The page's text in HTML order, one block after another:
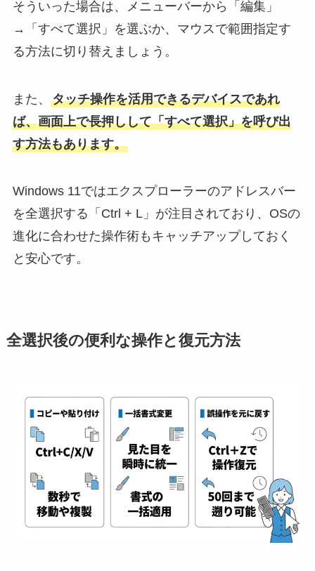
そういった場合は、メニューバーから「編集」
→「すべて選択」を選ぶか、マウスで範囲指定す
る方法に切り替えましょう。
また、 タッチ操作を活用できるデバイスであれ
ば、画面上で長押しして「すべて選択」を呼び出
す方法もあります。
Windows 11ではエクスプローラーのアドレスバー
を全選択する「Ctrl + L」が注目されており、OSの
進化に合わせた操作術もキャッチアップしておく
と安心です。
全選択後の便利な操作と復元方法